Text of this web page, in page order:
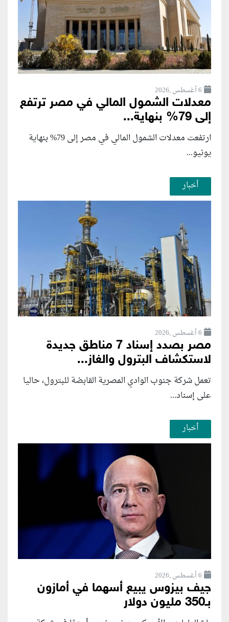
6 أغسطس ,2026
معدلات الشمول المالي في مصر ترتفع
إلى 79% بنهاية...
ارتفعت معدلات الشمول المالي في مصر إلى 79% بنهاية
يونيو...
أخبار
6 أغسطس ,2026
مصر بصدد إسناد 7 مناطق جديدة
لاستكشاف البترول والغاز...
تعمل شركة جنوب الوادي المصرية القابضة للبترول، حاليا
على إسناد...
أخبار
6 أغسطس ,2026
جيف بيزوس يبيع أسهما في أمازون
بـ350 مليون دولار